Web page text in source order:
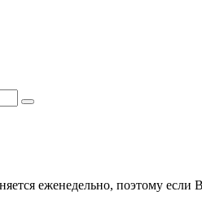
еженедельно, поэтому